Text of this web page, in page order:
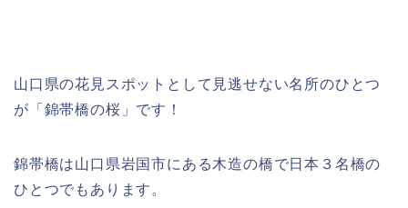
山口県の花見スポットとして見逃せない名所のひとつ
が「錦帯橋の桜」です！
錦帯橋は山口県岩国市にある木造の橋で日本３名橋の
ひとつでもあります。